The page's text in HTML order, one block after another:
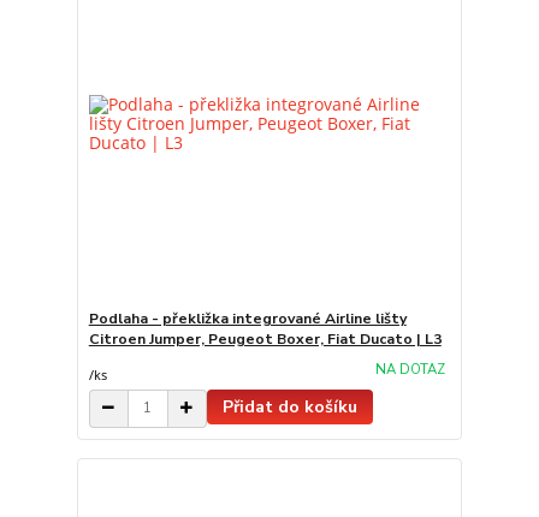
Podlaha - překližka integrované Airline lišty
Citroen Jumper, Peugeot Boxer, Fiat Ducato | L3
/ks NA DOTAZ
Přidat do košíku